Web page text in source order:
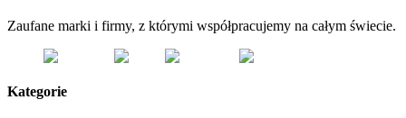
Zaufane marki i firmy, z którymi współpracujemy na całym świecie.
Kategorie